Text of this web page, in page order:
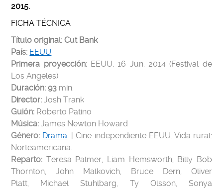
2015.
FICHA TÉCNICA
Título original: Cut Bank
País: EEUU
Primera proyección: EEUU, 16 Jun. 2014 (Festival de
Los Angeles)
Duración: 93 min.
Director: Josh Trank
Guión: Roberto Patino
Música:James Newton Howard
Género: Drama. | Cine independiente EEUU. Vida rural:
Norteamericana.
Reparto: Teresa Palmer, Liam Hemsworth, Billy Bob
Thornton, John Malkovich, Bruce Dern, Oliver
Platt, Michael Stuhlbarg, Ty Olsson, Sonya